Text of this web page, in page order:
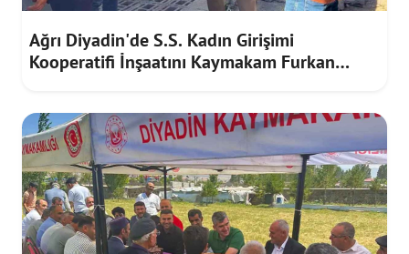
Ağrı Diyadin'de S.S. Kadın Girişimi
Kooperatifi İnşaatını Kaymakam Furkan